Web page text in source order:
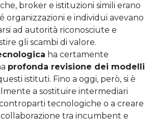
broker e istituzioni simili erano
organizzazioni e individui avevano
ad autorità riconosciute e
gli scambi di valore.
ha certamente
profonda revisione dei modelli
istituti. Fino a oggi, però, si è
a sostituire intermediari
tecnologiche o a creare
tra incumbent e